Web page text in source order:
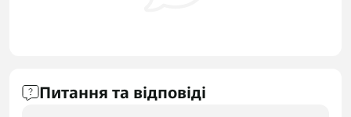
Питання та відповіді